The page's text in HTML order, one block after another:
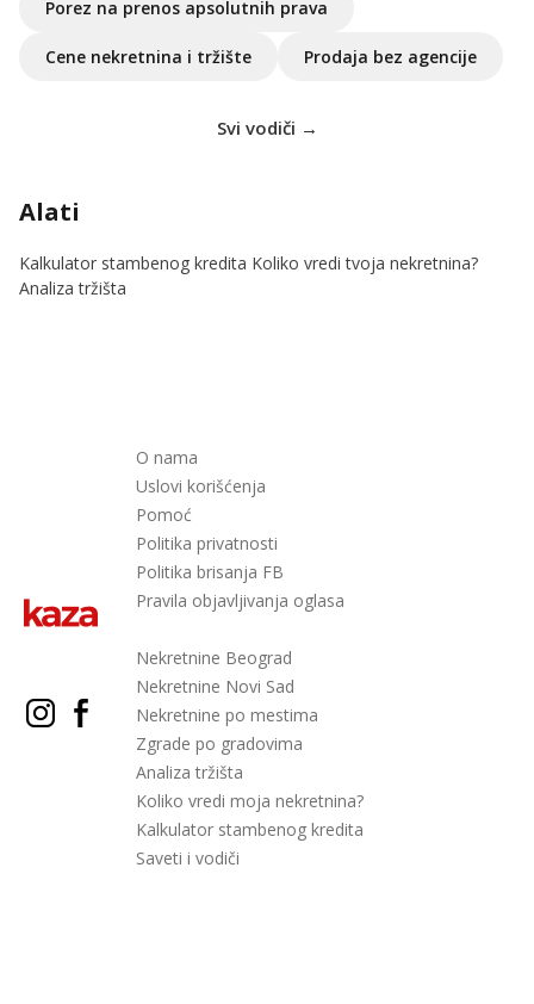
Porez na prenos apsolutnih prava
Cene nekretnina i tržište Prodaja bez agencije
Svi vodiči →
Alati
Kalkulator stambenog kredita Koliko vredi tvoja nekretnina?
Analiza tržišta
O nama
Uslovi korišćenja
Pomoć
Politika privatnosti
Politika brisanja FB
Pravila objavljivanja oglasa
Nekretnine Beograd
Nekretnine Novi Sad
Nekretnine po mestima
Zgrade po gradovima
Analiza tržišta
Koliko vredi moja nekretnina?
Kalkulator stambenog kredita
Saveti i vodiči